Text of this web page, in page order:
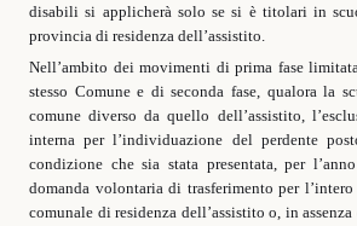
disabili si applicherà solo se si è titolari in
provincia di residenza dell’assistito.
Nell’ambito dei movimenti di prima fase
stesso Comune e di seconda fase, qualora la
comune diverso da quello dell’assistito,
interna per l’individuazione del perdente
condizione che sia stata presentata, per
domanda volontaria di trasferimento per
comunale di residenza dell’assistito o, in